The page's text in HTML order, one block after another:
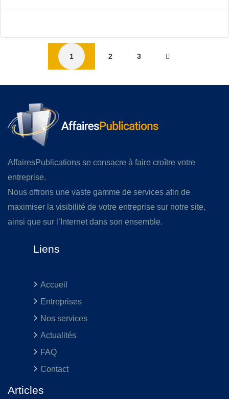
1 2 3
AffairesPublications se consacre à faire croître votre
entreprise.
Nous offrons une vaste gamme de services afin de
maximiser la visibilité de votre entreprise sur notre site,
ainsi que sur l’Internet dans son ensemble.
Liens
Accueil
Entreprises
Nos services
Actualités
FAQ
Contact
Articles